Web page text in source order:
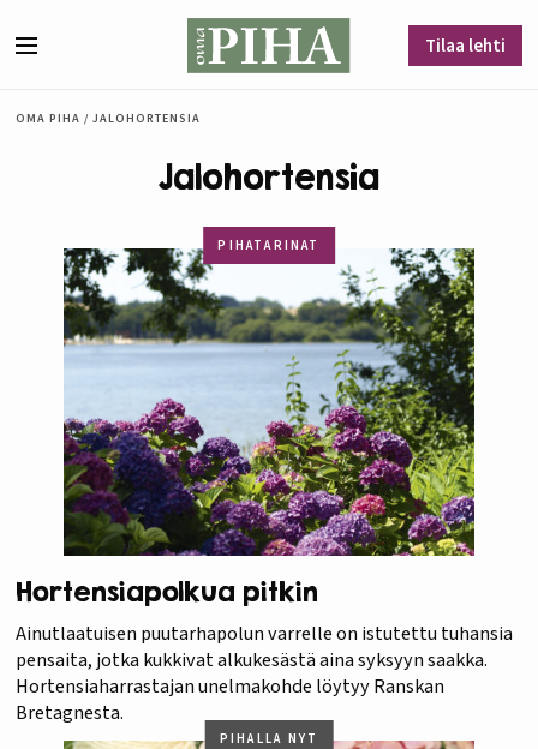
Tilaa lehti
OMA PIHA / JALOHORTENSIA
Jalohortensia
PIHATARINAT
Hortensiapolkua pitkin
Ainutlaatuisen puutarhapolun varrelle on istutettu tuhansia
pensaita, jotka kukkivat alkukesästä aina syksyyn saakka.
Hortensiaharrastajan unelmakohde löytyy Ranskan
Bretagnesta.
PIHALLA NYT